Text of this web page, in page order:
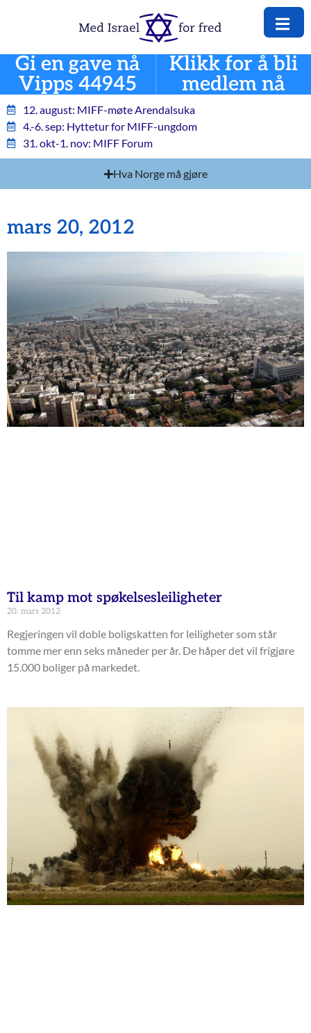
Gi en gave nå
Vipps 44945
Klikk for å bli
medlem nå
12. august: MIFF-møte Arendalsuka
4.-6. sep: Hyttetur for MIFF-ungdom
31. okt-1. nov: MIFF Forum
Hva Norge må gjøre
mars 20, 2012
Til kamp mot spøkelsesleiligheter
20. mars 2012
Regjeringen vil doble boligskatten for leiligheter som står
tomme mer enn seks måneder per år. De håper det vil frigjøre
15.000 boliger på markedet.